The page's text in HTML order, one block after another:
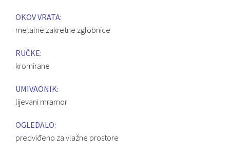
OKOV VRATA:
metalne zakretne zglobnice
RUČKE:
kromirane
UMIVAONIK:
lijevani mramor
OGLEDALO:
predviđeno za vlažne prostore